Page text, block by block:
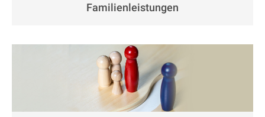
Familienleistungen